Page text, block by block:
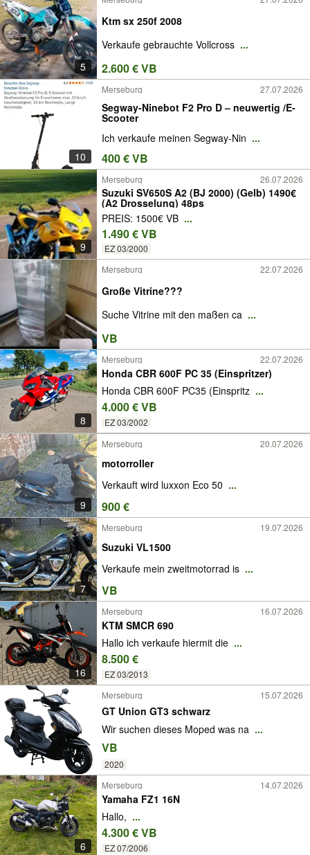
5
Ktm sx 250f 2008
Verkaufe gebrauchte Vollcross ...
2.600 € VB
10
Merseburg 27.07.2026
Segway-Ninebot F2 Pro D – neuwertig /E-
Scooter
Ich verkaufe meinen Segway-Nin ...
400 € VB
9
Merseburg 26.07.2026
Suzuki SV650S A2 (BJ 2000) (Gelb) 1490€
(A2 Drosselung) 48ps
PREIS: 1500€ VB ...
1.490 € VB
EZ 03/2000
Merseburg
22.07.2026
Große Vitrine???
Suche Vitrine mit den maßen ca ...
VB
8
Merseburg 22.07.2026
Honda CBR 600F PC 35 (Einspritzer)
Honda CBR 600F PC35 (Einspritz ...
4.000 € VB
EZ 03/2002
9
Merseburg 20.07.2026
motorroller
Verkauft wird luxxon Eco 50 ...
900 €
7
Merseburg 19.07.2026
Suzuki VL1500
Verkaufe mein zweitmotorrad is ...
VB
16
Merseburg 16.07.2026
KTM SMCR 690
Hallo ich verkaufe hiermit die ...
8.500 €
EZ 03/2013
Merseburg
15.07.2026
GT Union GT3 schwarz
Wir suchen dieses Moped was na ...
VB
2020
6
Merseburg 14.07.2026
Yamaha FZ1 16N
Hallo, ...
4.300 € VB
EZ 07/2006